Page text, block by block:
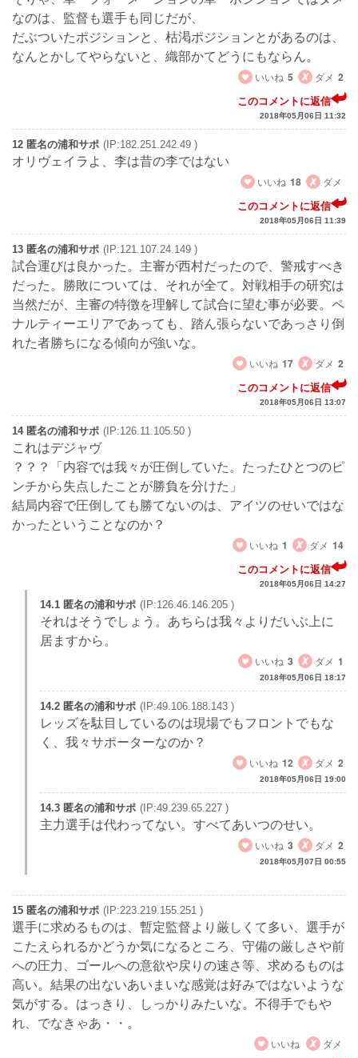
なのは、監督も選手も同じだが、
だぶついたポジションと、枯渇ポジションとがあるのは、
なんとかしてやらないと、織部かてどうにもならん。
いいね 5 ダメ 2
このコメントに返信
2018年05月06日 11:32
12 匿名の浦和サポ (IP:182.251.242.49 )
オリヴェイラよ、李は昔の李ではない
いいね 18 ダメ
このコメントに返信
2018年05月06日 11:39
13 匿名の浦和サポ (IP:121.107.24.149 )
試合運びは良かった。主審が西村だったので、警戒すべき
だった。勝敗については、それが全て。対戦相手の研究は
当然だが、主審の特徴を理解して試合に望む事が必要。ペ
ナルティーエリアであっても、踏ん張らないであっさり倒
れた者勝ちになる傾向が強いな。
いいね 17 ダメ 2
このコメントに返信
2018年05月06日 13:07
14 匿名の浦和サポ (IP:126.11.105.50 )
これはデジャヴ
？？？「内容では我々が圧倒していた。たったひとつのピ
ンチから失点したことが勝負を分けた」
結局内容で圧倒しても勝てないのは、アイツのせいではな
かったということなのか？
いいね 1 ダメ 14
このコメントに返信
2018年05月06日 14:27
14.1 匿名の浦和サポ (IP:126.46.146.205 )
それはそうでしょう。あちらは我々よりだいぶ上に
居ますから。
いいね 3 ダメ 1
2018年05月06日 18:17
14.2 匿名の浦和サポ (IP:49.106.188.143 )
レッズを駄目しているのは現場でもフロントでもな
く、我々サポーターなのか？
いいね 12 ダメ 2
2018年05月06日 19:00
14.3 匿名の浦和サポ (IP:49.239.65.227 )
主力選手は代わってない。すべてあいつのせい。
いいね 3 ダメ 2
2018年05月07日 00:55
15 匿名の浦和サポ (IP:223.219.155.251 )
選手に求めるものは、暫定監督より厳しくて多い、選手が
こたえられるかどうか気になるところ、守備の厳しさや前
への圧力、ゴールへの意欲や戻りの速さ等、求めるものは
高い。結果の出ないあいまいな感覚は好みではないような
気がする。はっきり、しっかりみたいな。不得手でもや
れ、でなきゃあ・・。
いいね
ダメ